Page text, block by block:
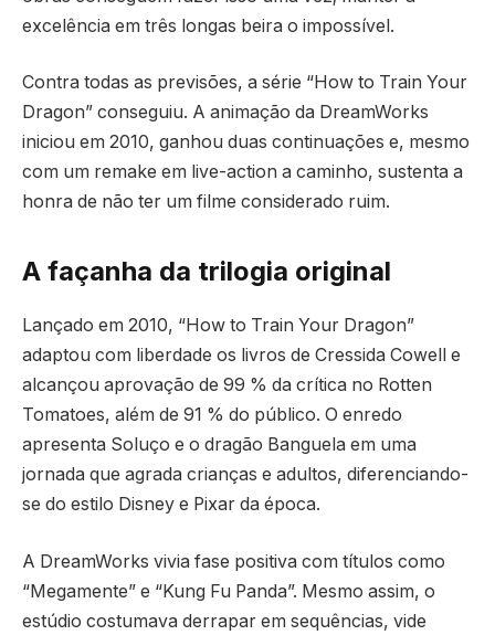
excelência em três longas beira o impossível.
Contra todas as previsões, a série “How to Train Your
Dragon” conseguiu. A animação da DreamWorks
iniciou em 2010, ganhou duas continuações e, mesmo
com um remake em live-action a caminho, sustenta a
honra de não ter um filme considerado ruim.
A façanha da trilogia original
Lançado em 2010, “How to Train Your Dragon”
adaptou com liberdade os livros de Cressida Cowell e
alcançou aprovação de 99 % da crítica no Rotten
Tomatoes, além de 91 % do público. O enredo
apresenta Soluço e o dragão Banguela em uma
jornada que agrada crianças e adultos, diferenciando-
se do estilo Disney e Pixar da época.
A DreamWorks vivia fase positiva com títulos como
“Megamente” e “Kung Fu Panda”. Mesmo assim, o
estúdio costumava derrapar em sequências, vide